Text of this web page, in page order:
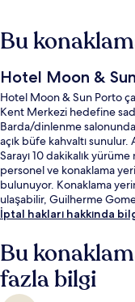
Bu
Hotel Moon &
Hotel Moon & Sun Porto
Kent Merkezi hedefine
Barda/dinlenme
açık büfe kahvaltı
Sarayı 10 dakikalık
personel ve konaklama
bulunuyor. Konaklama
ulaşabilir, Guilherme
3 dakikalık yürüme
İptal hakları hakkında
Bu
fazla bilgi